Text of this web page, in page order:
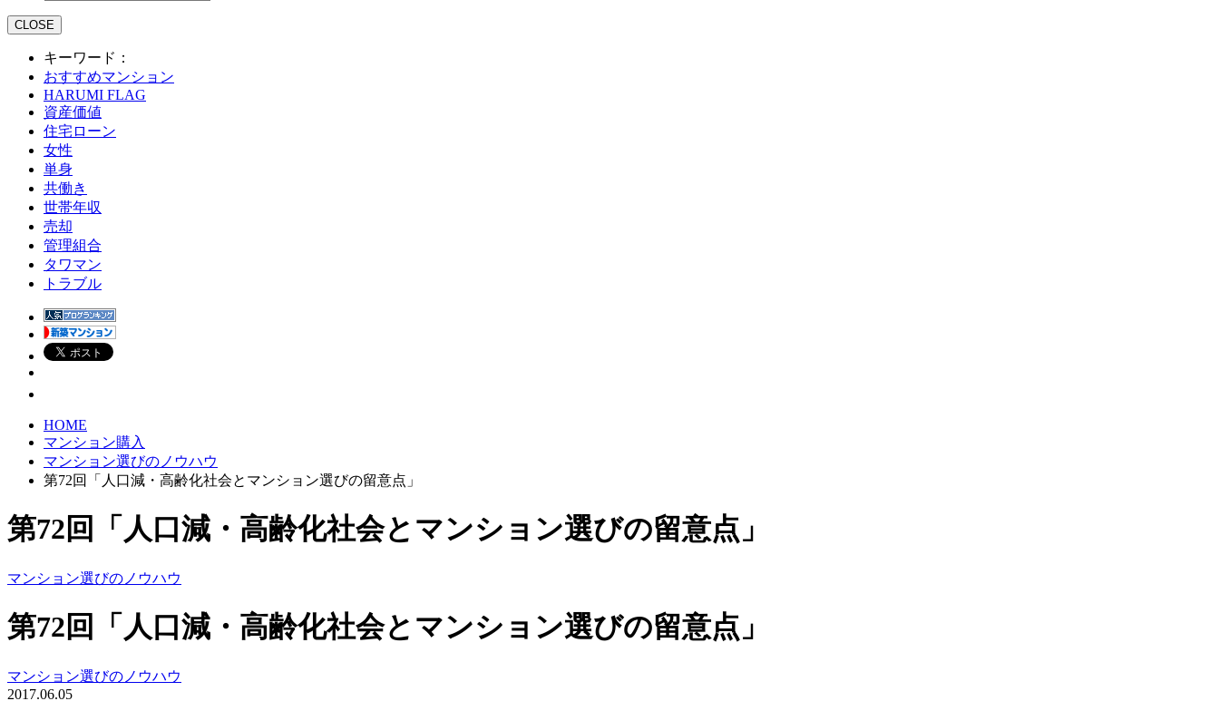
CLOSE
キーワード：
おすすめマンション
HARUMI FLAG
資産価値
住宅ローン
女性
単身
共働き
世帯年収
売却
管理組合
タワマン
トラブル
HOME
マンション購入
マンション選びのノウハウ
第72回「人口減・高齢化社会とマンション選びの留意点」
第72回「人口減・高齢化社会とマンション選びの留意点」
マンション選びのノウハウ
第72回「人口減・高齢化社会とマンション選びの留意点」
マンション選びのノウハウ
2017.06.05